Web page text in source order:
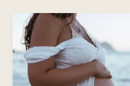
Servizio
fotografico
maternità,
come
vestirsi?